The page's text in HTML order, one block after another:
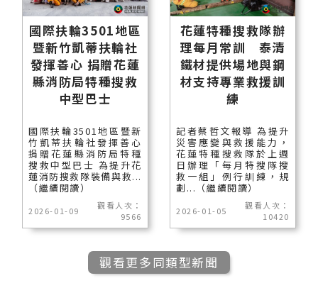
國際扶輪3501地區
暨新竹凱蒂扶輪社
發揮善心 捐贈花蓮
縣消防局特種搜救
中型巴士
國際扶輪3501地區暨新
竹凱蒂扶輪社發揮善心
捐贈花蓮縣消防局特種
搜救中型巴士 為提升花
蓮消防搜救隊裝備與救...
（繼續閱讀）
2026-01-09
觀看人次：
9566
花蓮特種搜救隊辦
理每月常訓 泰清
鐵材提供場地與鋼
材支持專業救援訓
練
記者蔡哲文報導 為提升
災害應變與救援能力，
花蓮特種搜救隊於上週
日辦理「每月特搜隊搜
救一組」例行訓練，規
劃...（繼續閱讀）
2026-01-05
觀看人次：
10420
觀看更多同類型新聞